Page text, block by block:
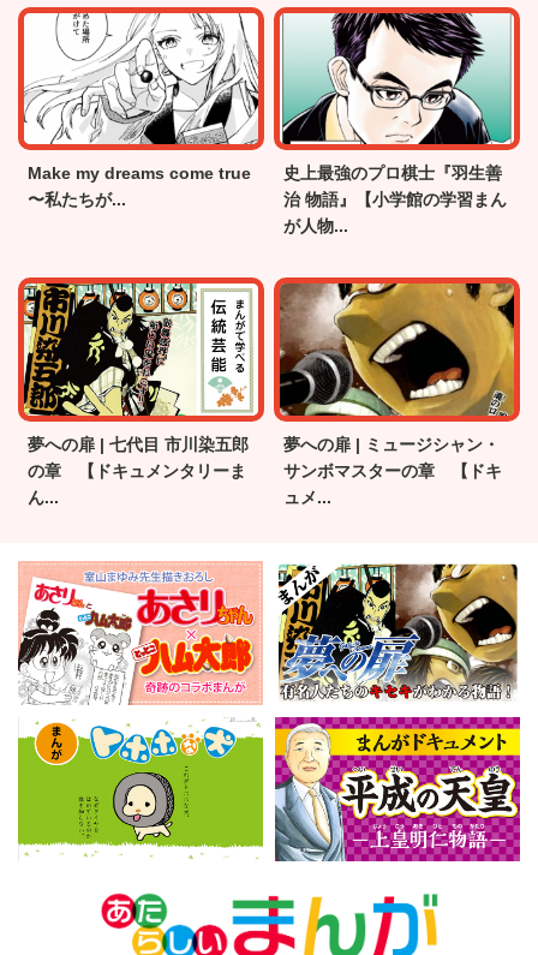
Make my dreams come true
〜私たちが...
史上最強のプロ棋士『羽生善
治 物語』【小学館の学習まん
が人物...
夢への扉 | 七代目 市川染五郎
の章 【ドキュメンタリーま
ん...
夢への扉 | ミュージシャン・
サンボマスターの章 【ドキ
ュメ...